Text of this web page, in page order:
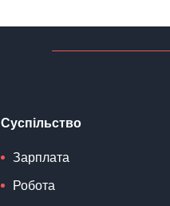
Суспільство
Зарплата
Робота